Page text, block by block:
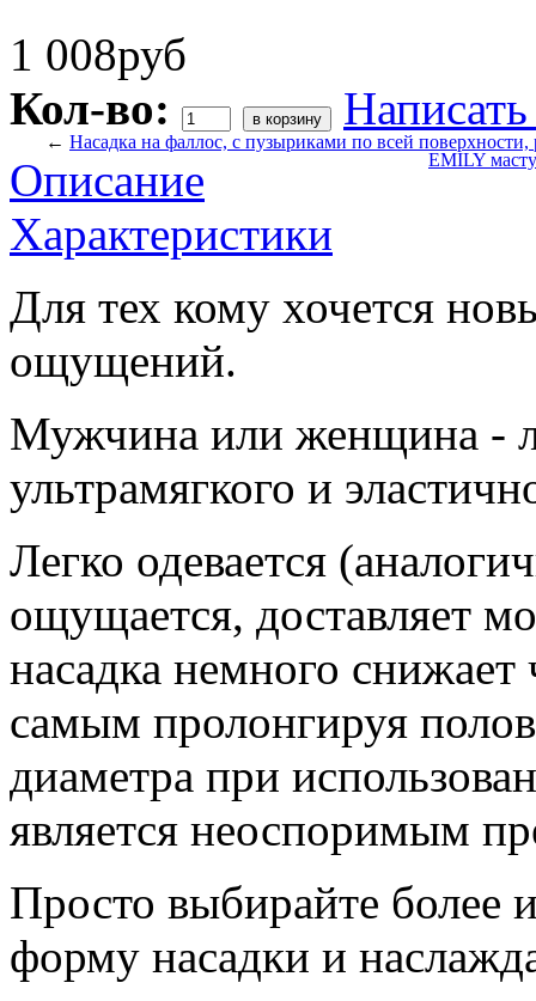
1 008руб
Кол-во:
← Насадка на фаллос, с пузыриками по всей поверхности,
EMILY
Описание
Характеристики
Для тех кому хочется
ощущений.
Мужчина или женщина -
ультрамягкого и
Легко одевается
ощущается, доставляет
насадка немного снижает
самым пролонгируя
диаметра при
является неоспоримым
Просто выбирайте более
форму насадки и